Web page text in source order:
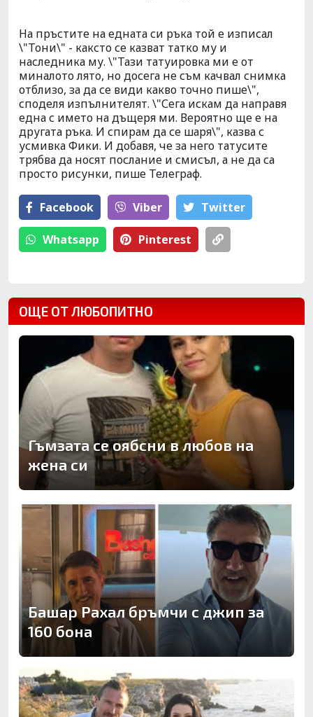
На пръстите на едната си ръка той е изписал
\"Тони\" - каксто се казват татко му и
наследника му. \"Тази татуировка ми е от
миналото лято, но досега не съм качвал снимка
отблизо, за да се види какво точно пише\",
споделя изпълнителят. \"Сега искам да направя
една с името на дъщеря ми. Вероятно ще е на
другата ръка. И спирам да се шаря\", казва с
усмивка Фики. И добавя, че за него татусите
трябва да носят послание и смисъл, а не да са
просто рисунки, пише Телеграф.
Facebook Viber Тwitter
Whatsapp Pinterest
ОЩЕ ОТ ЛЮБОПИТНО
Гъмзата се оябсни в любов на
жена си
Башар Рахал бръмчи с джип за
160 бона